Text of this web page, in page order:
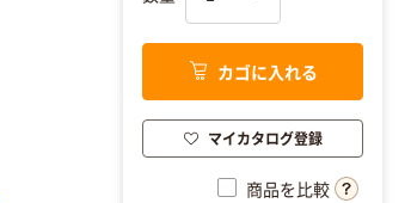
カゴに入れる
マイカタログ登録
商品を比較